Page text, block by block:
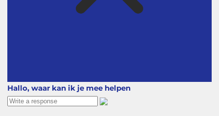
Hallo, waar kan ik je mee helpen